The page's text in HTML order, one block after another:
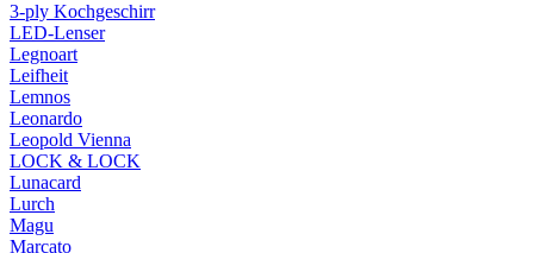
3-ply Kochgeschirr
LED-Lenser
Legnoart
Leifheit
Lemnos
Leonardo
Leopold Vienna
LOCK & LOCK
Lunacard
Lurch
Magu
Marcato